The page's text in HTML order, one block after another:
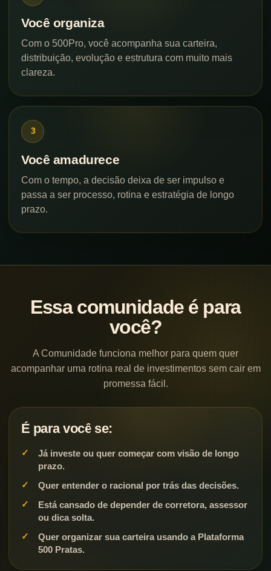
Você organiza
Com o 500Pro, você acompanha sua carteira,
distribuição, evolução e estrutura com muito mais
clareza.
Você amadurece
Com o tempo, a decisão deixa de ser impulso e
passa a ser processo, rotina e estratégia de longo
prazo.
Essa comunidade é para
você?
A Comunidade funciona melhor para quem quer
acompanhar uma rotina real de investimentos sem cair em
promessa fácil.
É para você se:
Já investe ou quer começar com visão de longo
prazo.
Quer entender o racional por trás das decisões.
Está cansado de depender de corretora, assessor
ou dica solta.
Quer organizar sua carteira usando a Plataforma
500 Pratas.